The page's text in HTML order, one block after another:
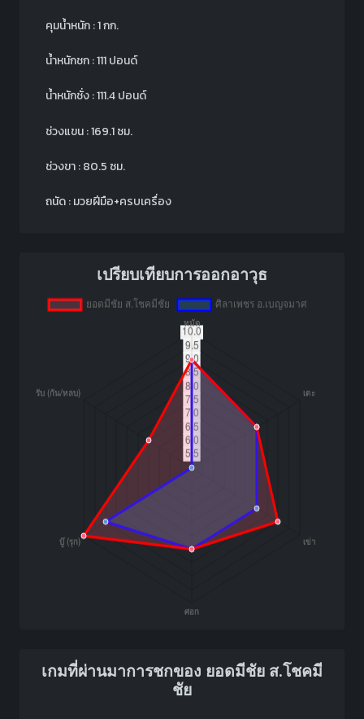
คุมน้ำหนัก : 1 กก.
น้ำหนักชก : 111 ปอนด์
น้ำหนักชั่ง : 111.4 ปอนด์
ช่วงแขน : 169.1 ซม.
ช่วงขา : 80.5 ซม.
ถนัด : มวยฝีมือ+ครบเครื่อง
เปรียบเทียบการออกอาวุธ
เกมที่ผ่านมาการชกของ ยอดมีชัย ส.โชคมี
ชัย